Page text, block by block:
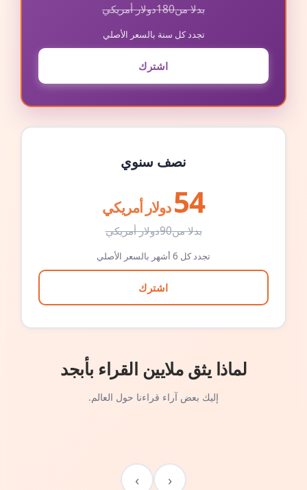
بدلا من180دولار أمريكي
تجدد كل سنة بالسعر الأصلي
اشترك
نصف سنوي
54 دولار أمريكي
بدلا من90دولار أمريكي
تجدد كل 6 أشهر بالسعر الأصلي
اشترك
لماذا يثق ملايين القراء بأبجد
إليك بعض آراء قراءنا حول العالم.
‹
›